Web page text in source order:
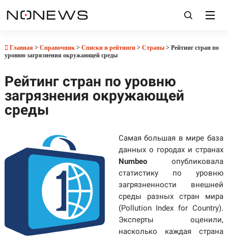
Главная > Справочник> Списки и рейтинги> Страны> Рейтинг стран по
уровню загрязнения окружающей среды
Рейтинг стран по уровню
загрязнения окружающей
среды
Самая большая в мире база
данных о городах и странах
Numbeoопубликовала
статистику по уровню
загрязненности внешней
среды разных стран мира
(Pollution Index for Country).
Эксперты оценили,
насколько каждая страна